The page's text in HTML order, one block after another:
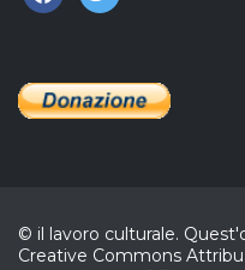
© il lavoro culturale.
Creative Commons